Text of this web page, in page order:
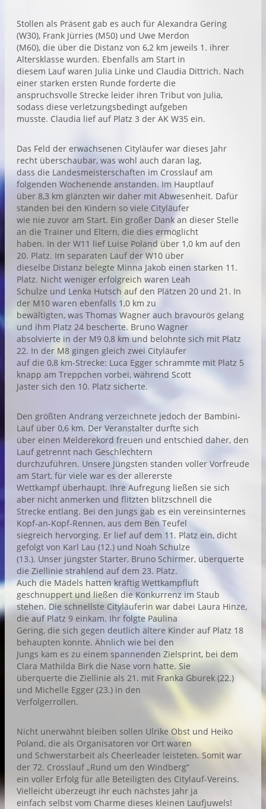
Stollen als Präsent gab es auch für Alexandra Gering
(W30), Frank Jürries (M50) und Uwe Merdon
(M60), die über die Distanz von 6,2 km jeweils 1. ihrer
Altersklasse wurden. Ebenfalls am Start in
diesem Lauf waren Julia Linke und Claudia Dittrich. Nach
einer starken ersten Runde forderte die
anspruchsvolle Strecke leider ihren Tribut von Julia,
sodass diese verletzungsbedingt aufgeben
musste. Claudia lief auf Platz 3 der AK W35 ein.
Das Feld der erwachsenen Cityläufer war dieses Jahr
recht überschaubar, was wohl auch daran lag,
dass die Landesmeisterschaften im Crosslauf am
folgenden Wochenende anstanden. Im Hauptlauf
über 8,3 km glänzten wir daher mit Abwesenheit. Dafür
standen bei den Kindern so viele Cityläufer
wie nie zuvor am Start. Ein großer Dank an dieser Stelle
an die Trainer und Eltern, die dies ermöglicht
haben. In der W11 lief Luise Poland über 1,0 km auf den
20. Platz. Im separaten Lauf der W10 über
dieselbe Distanz belegte Minna Jakob einen starken 11.
Platz. Nicht weniger erfolgreich waren Leah
Schulze und Lenka Hutsch auf den Plätzen 20 und 21. In
der M10 waren ebenfalls 1,0 km zu
bewältigten, was Thomas Wagner auch bravourös gelang
und ihm Platz 24 bescherte. Bruno Wagner
absolvierte in der M9 0,8 km und belohnte sich mit Platz
22. In der M8 gingen gleich zwei Cityläufer
auf die 0,8 km-Strecke: Luca Egger schrammte mit Platz 5
knapp am Treppchen vorbei, während Scott
Jaster sich den 10. Platz sicherte.
Den größten Andrang verzeichnete jedoch der Bambini-
Lauf über 0,6 km. Der Veranstalter durfte sich
über einen Melderekord freuen und entschied daher, den
Lauf getrennt nach Geschlechtern
durchzuführen. Unsere Jüngsten standen voller Vorfreude
am Start, für viele war es der allererste
Wettkampf überhaupt. Ihre Aufregung ließen sie sich
aber nicht anmerken und flitzten blitzschnell die
Strecke entlang. Bei den Jungs gab es ein vereinsinternes
Kopf-an-Kopf-Rennen, aus dem Ben Teufel
siegreich hervorging. Er lief auf dem 11. Platz ein, dicht
gefolgt von Karl Lau (12.) und Noah Schulze
(13.). Unser jüngster Starter, Bruno Schirmer, überquerte
die Ziellinie strahlend auf dem 23. Platz.
Auch die Mädels hatten kräftig Wettkampfluft
geschnuppert und ließen die Konkurrenz im Staub
stehen. Die schnellste Cityläuferin war dabei Laura Hinze,
die auf Platz 9 einkam. Ihr folgte Paulina
Gering, die sich gegen deutlich ältere Kinder auf Platz 18
behaupten konnte. Ähnlich wie bei den
Jungs kam es zu einem spannenden Zielsprint, bei dem
Clara Mathilda Birk die Nase vorn hatte. Sie
überquerte die Ziellinie als 21. mit Franka Gburek (22.)
und Michelle Egger (23.) in den
Verfolgerrollen.
Nicht unerwähnt bleiben sollen Ulrike Obst und Heiko
Poland, die als Organisatoren vor Ort waren
und Schwerstarbeit als Cheerleader leisteten. Somit war
der 72. Crosslauf „Rund um den Windberg“
ein voller Erfolg für alle Beteiligten des Citylauf-Vereins.
Vielleicht überzeugt ihr euch nächstes Jahr ja
einfach selbst vom Charme dieses kleinen Laufjuwels!